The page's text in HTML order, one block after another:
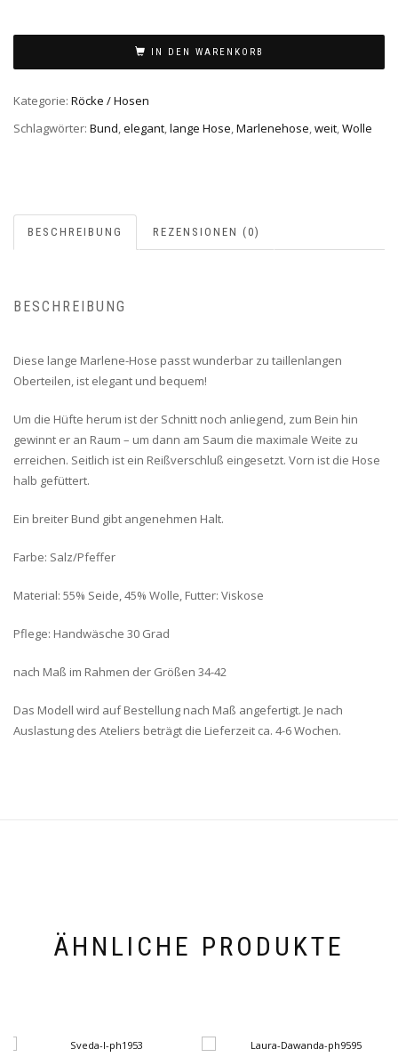
IN DEN WARENKORB
Kategorie: Röcke / Hosen
Schlagwörter: Bund,elegant,lange Hose,Marlenehose,weit,Wolle
BESCHREIBUNG REZENSIONEN (0)
BESCHREIBUNG
Diese lange Marlene-Hose passt wunderbar zu taillenlangen
Oberteilen, ist elegant und bequem!
Um die Hüfte herum ist der Schnitt noch anliegend, zum Bein hin
gewinnt er an Raum – um dann am Saum die maximale Weite zu
erreichen. Seitlich ist ein Reißverschluß eingesetzt. Vorn ist die Hose
halb gefüttert.
Ein breiter Bund gibt angenehmen Halt.
Farbe: Salz/Pfeffer
Material: 55% Seide, 45% Wolle, Futter: Viskose
Pflege: Handwäsche 30 Grad
nach Maß im Rahmen der Größen 34-42
Das Modell wird auf Bestellung nach Maß angefertigt. Je nach
Auslastung des Ateliers beträgt die Lieferzeit ca. 4-6 Wochen.
ÄHNLICHE PRODUKTE